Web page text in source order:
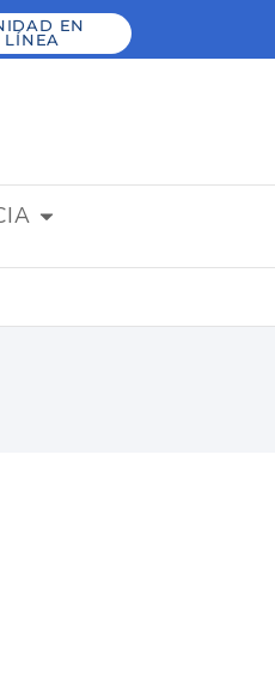
EN
LÍNEA